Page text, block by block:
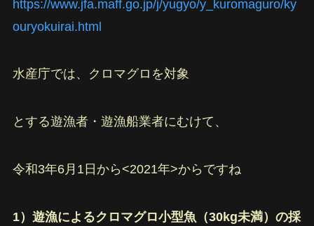
https://www.jfa.maff.go.jp/j/yugyo/y_kuromaguro/ky
ouryokuirai.html
水産庁では、クロマグロを対象
とする遊漁者・遊漁船業者にむけて、
令和3年6月1日から<2021年>からですね
1）遊漁によるクロマグロ小型魚（30kg未満）の採